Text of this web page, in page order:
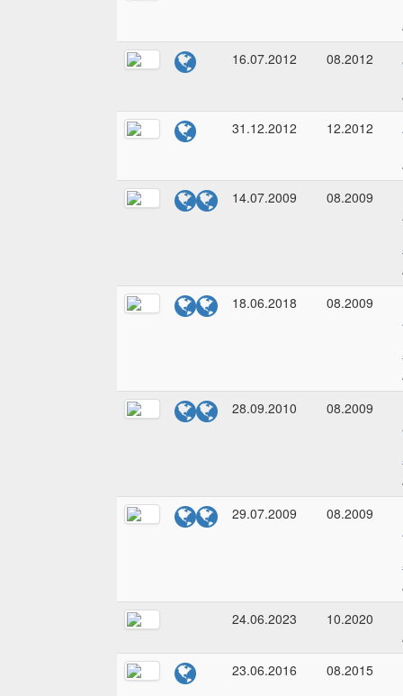
16.07.2012
08.2012
31.12.2012
12.2012
14.07.2009
08.2009
18.06.2018
08.2009
28.09.2010
08.2009
29.07.2009
08.2009
24.06.2023
10.2020
23.06.2016
08.2015